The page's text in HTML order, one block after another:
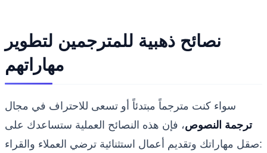
نصائح ذهبية للمترجمين لتطوير
مهاراتهم
سواء كنت مترجماً مبتدئاً أو تسعى للاحتراف في مجال
ترجمة النصوص، فإن هذه النصائح العملية ستساعدك على
صقل مهاراتك وتقديم أعمال استثنائية ترضي العملاء والقراء: